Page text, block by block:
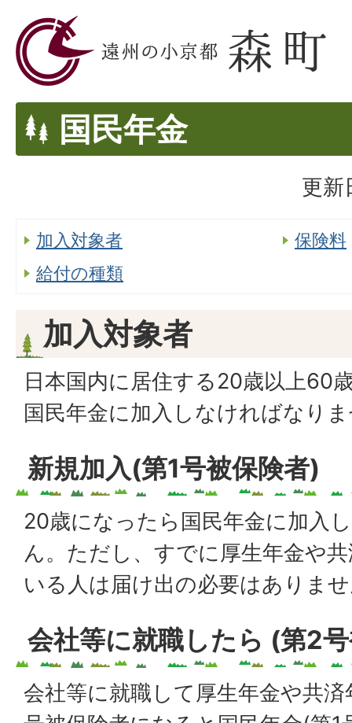
国民年金
更新
加入対象者
保険料
給付の種類
加入対象者
日本国内に居住する20歳以上60
国民年金に加入しなければなり
新規加入(第1号被保険者)
20歳になったら国民年金に加入
ん。ただし、すでに厚生年金や
いる人は届け出の必要はありま
会社等に就職したら (第2
会社等に就職して厚生年金や共